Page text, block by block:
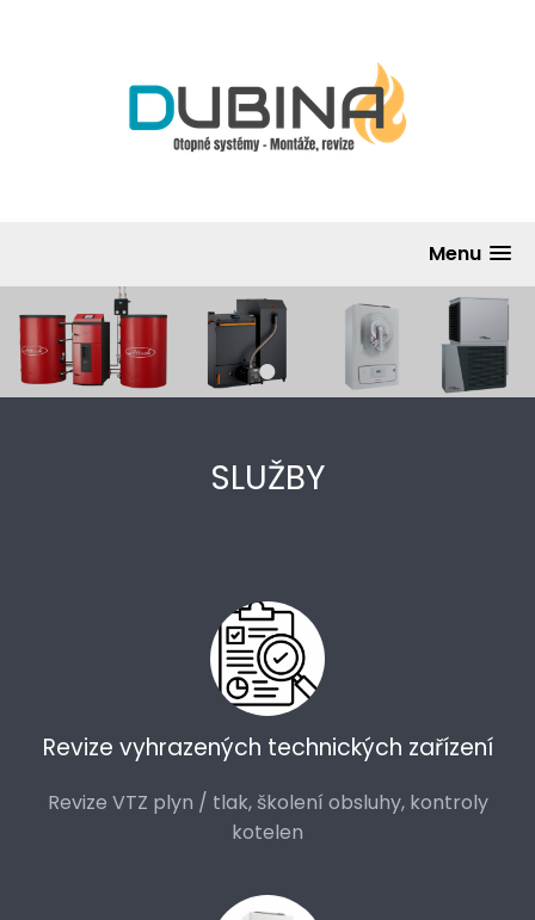
Menu
•
SLUŽBY
Revize vyhrazených technických zařízení
Revize VTZ plyn / tlak, školení obsluhy, kontroly
kotelen